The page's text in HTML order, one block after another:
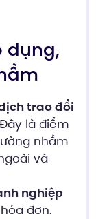
dụng,
trao đổi
là điểm
nhầm
và
nghiệp
đơn.